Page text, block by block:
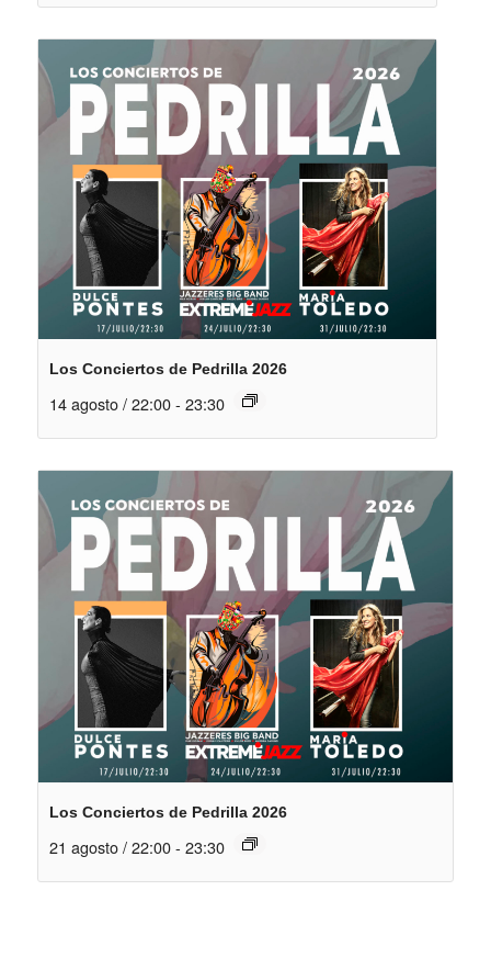
Los Conciertos de Pedrilla 2026
14 agosto / 22:00 - 23:30
Los Conciertos de Pedrilla 2026
21 agosto / 22:00 - 23:30